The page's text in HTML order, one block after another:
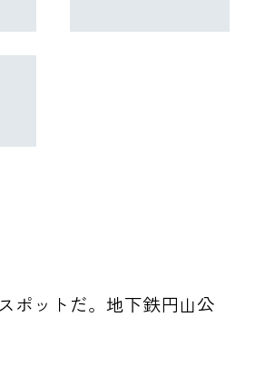
ポットだ。地下鉄円山公